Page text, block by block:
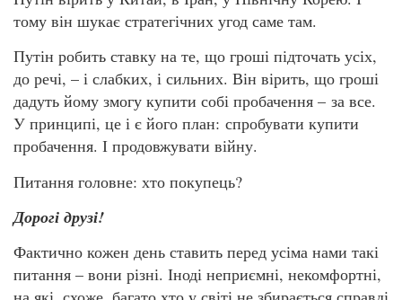
тому він шукає стратегічних угод саме там.
Путін робить ставку на те, що гроші підточать усіх,
до речі, – і слабких, і сильних. Він вірить, що гроші
дадуть йому змогу купити собі пробачення – за все.
У принципі, це і є його план: спробувати купити
пробачення. І продовжувати війну.
Питання головне: хто покупець?
Дорогі друзі!
Фактично кожен день ставить перед усіма нами такі
питання – вони різні. Іноді неприємні, некомфортні,